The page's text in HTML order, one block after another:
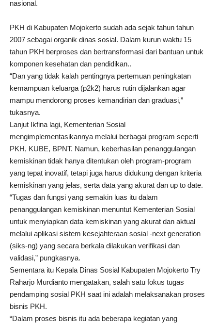
nasional.
PKH di Kabupaten Mojokerto sudah ada sejak tahun tahun
2007 sebagai organik dinas sosial. Dalam kurun waktu 15
tahun PKH berproses dan bertransformasi dari bantuan untuk
komponen kesehatan dan pendidikan..
“Dan yang tidak kalah pentingnya pertemuan peningkatan
kemampuan keluarga (p2k2) harus rutin dijalankan agar
mampu mendorong proses kemandirian dan graduasi,”
tukasnya.
Lanjut Ikfina lagi, Kementerian Sosial
mengimplementasikannya melalui berbagai program seperti
PKH, KUBE, BPNT. Namun, keberhasilan penanggulangan
kemiskinan tidak hanya ditentukan oleh program-program
yang tepat inovatif, tetapi juga harus didukung dengan kriteria
kemiskinan yang jelas, serta data yang akurat dan up to date.
“Tugas dan fungsi yang semakin luas itu dalam
penanggulangan kemiskinan menuntut Kementerian Sosial
untuk menyiapkan data kemiskinan yang akurat dan aktual
melalui aplikasi sistem kesejahteraan sosial -next generation
(siks-ng) yang secara berkala dilakukan verifikasi dan
validasi,” pungkasnya.
Sementara itu Kepala Dinas Sosial Kabupaten Mojokerto Try
Raharjo Murdianto mengatakan, salah satu fokus tugas
pendamping sosial PKH saat ini adalah melaksanakan proses
bisnis PKH.
“Dalam proses bisnis itu ada beberapa kegiatan yang